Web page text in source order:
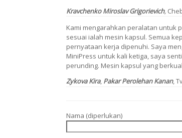
Kravchenko Miroslav Grigorievich,
Kami mengarahkan peralatan untuk
sesuai ialah mesin kapsul. Semua
pernyataan kerja dipenuhi. Saya
MiniPress untuk kali ketiga, saya
perunding. Mesin kapsul yang
Zykova Kira, Pakar Perolehan Kanan,
Nama (diperlukan)